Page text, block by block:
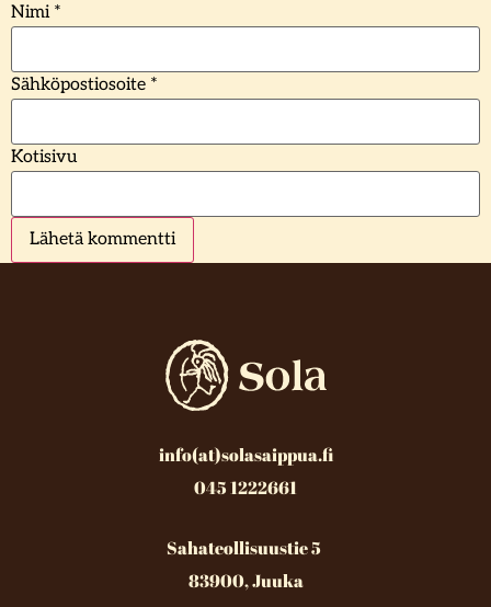
Nimi *
Sähköpostiosoite *
Kotisivu
info(at)solasaippua.fi
045 1222661
Sahateollisuustie 5
83900, Juuka